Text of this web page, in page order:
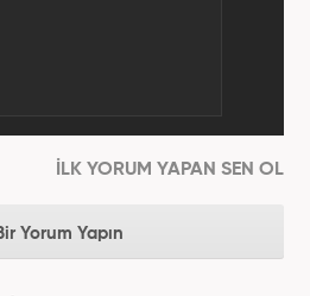
İLK YORUM YAPAN SEN OL
Yorum Yapın